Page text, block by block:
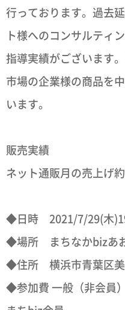
行っております。過去
ト様へのコンサルティ
指導実績がございます
市場の企業様の商品を
います。
販売実績
ネット通販月の売上げ
◆日時 2021/7/29(木
◆場所 まちなかbizあお
◆住所 横浜市青葉区美
◆参加費 一般（非会員